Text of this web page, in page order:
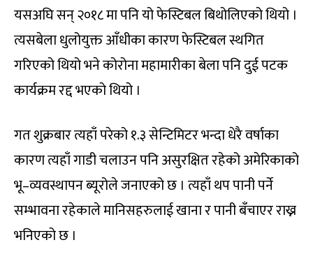
यसअघि सन् २०१८ मा पनि यो फेस्टिबल बिथोलिएको थियो ।
त्यसबेला धुलोयुक्त आँधीका कारण फेस्टिबल स्थगित
गरिएको थियो भने कोरोना महामारीका बेला पनि दुई पटक
कार्यक्रम रद्द भएको थियो ।
गत शुक्रबार त्यहाँ परेको १.३ सेन्टिमिटर भन्दा धेरै वर्षाका
कारण त्यहाँ गाडी चलाउन पनि असुरक्षित रहेको अमेरिकाको
भू–व्यवस्थापन ब्यूरोले जनाएको छ । त्यहाँ थप पानी पर्ने
सम्भावना रहेकाले मानिसहरुलाई खाना र पानी बँचाएर राख्न
भनिएको छ ।